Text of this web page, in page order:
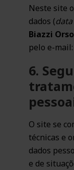
Neste site
dados (
Biazzi
pelo e-
6.
O site se
técnicas e
dados
e de